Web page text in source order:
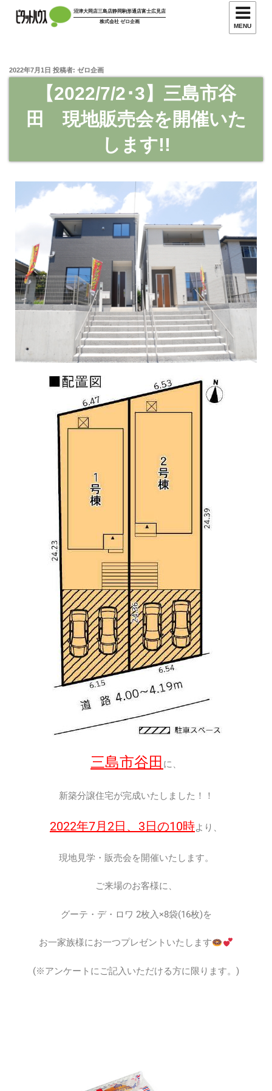
沼津大岡店三島店静岡駒形通店富士広見店
株式会社 ゼロ企画
MENU
2022年7月1日 投稿者: ゼロ企画
【2022/7/2･3】三島市谷
田 現地販売会を開催いた
します!!
三島市谷田 に、
新築分譲住宅が完成いたしました！！
2022年7月2日、3日の10時より、
現地見学・販売会を開催いたします。
ご来場のお客様に、
グーテ・デ・ロワ 2枚入×8袋(16枚)を
お一家族様にお一つプレゼントいたします
(※アンケートにご記入いただける方に限ります。)